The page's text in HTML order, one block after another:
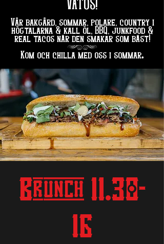
VATOS!
Vår bakgård, sommar, polare, country i
högtalarna & kall öl, BBQ, junkfood &
real tacos när den smakar som bäst!
hg
Kom och chilla med oss i sommar.
Brunch 11.30-
16